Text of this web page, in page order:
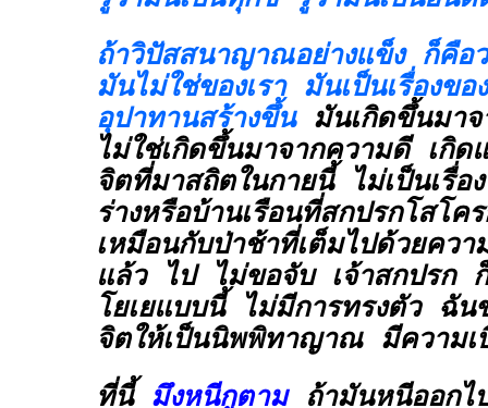
ถ้าวิปัสสนาญาณอย่างแข็ง ก็คือ
มันไม่ใช่ของเรา มันเป็นเรื่องข
อุปาทานสร้างขึ้นมันเกิดขึ้นมาจ
ไม่ใช่เกิดขึ้นมาจากความดี เกิด
จิตที่มาสถิตในกายนี้ ไม่เป็นเรื่อ
ร่างหรือบ้านเรือนที่สกปรกโสโ
เหมือนกับป่าช้าที่เต็มไปด้วยควา
แล้ว ไป ไม่ขอจับ เจ้าสกปรก
โยเยแบบนี้ ไม่มีการทรงตัว ฉัน
จิตให้เป็นนิพพิทาญาณ มีความเ
ที่นี้ มึงหนีกูตามถ้ามันหนีออกไ